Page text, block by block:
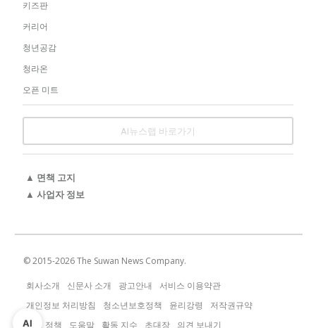
키즈판
커리어
청년공감
청라온
오픈 미트
AI뉴스랩 바로가기
▲ 면책 고지
▲ 사업자 정보
© 2015-2026The Suwan News Company.
회사소개 신문사 소개 광고안내
서비스 이용약관
개인정보 처리방침
청소년보호정책 윤리강령
저작권규약
운영 정책
도움말 활동 지수 초대장 의견 보내기
AI